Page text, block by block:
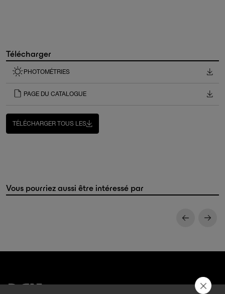
Télécharger
PHOTOMÉTRIES
PAGE DU CATALOGUE
TÉLÉCHARGER TOUS LES
Vous pourriez aussi être intéressé par